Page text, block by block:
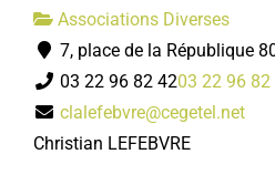
Associations Diverses
7, place de la République
03 22 96 82 4203 22 96 82
clalefebvre@cegetel.net
Christian LEFEBVRE